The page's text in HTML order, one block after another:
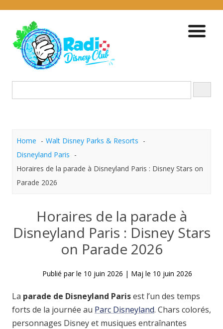
Home
Walt Disney Parks & Resorts
Disneyland Paris
Horaires de la parade à Disneyland Paris : Disney Stars on
Parade 2026
Horaires de la parade à
Disneyland Paris : Disney Stars
on Parade 2026
Publié parle 10 juin 2026 | Maj le 10 juin 2026
La parade de Disneyland Parisest l’un des temps
forts de la journée au Parc Disneyland. Chars colorés,
personnages Disney et musiques entraînantes